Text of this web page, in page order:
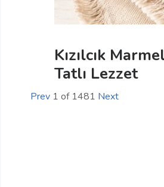
Kızılcık
Tatlı Lezzet
Prev 1 of 1481 Next